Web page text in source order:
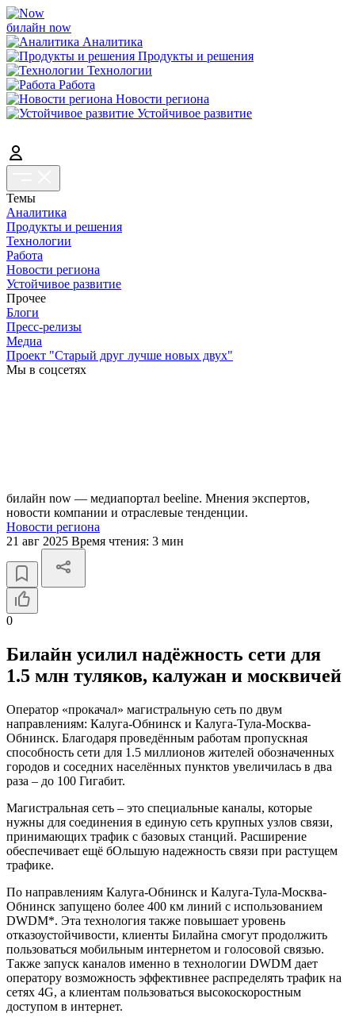
билайн now
Аналитика
Продукты и решения
Технологии
Работа
Новости региона
Устойчивое развитие
Темы
Аналитика
Продукты и решения
Технологии
Работа
Новости региона
Устойчивое развитие
Прочее
Блоги
Пресс-релизы
Медиа
Проект "Старый друг лучше новых двух"
Мы в соцсетях
билайн now — медиапортал beeline. Мнения экспертов,
новости компании и отраслевые тенденции.
Новости региона
21 авг 2025 Время чтения: 3 мин
0
Билайн усилил надёжность сети для
1.5 млн туляков, калужан и москвичей
Оператор «прокачал» магистральную сеть по двум
направлениям: Калуга-Обнинск и Калуга-Тула-Москва-
Обнинск. Благодаря проведённым работам пропускная
способность сети для 1.5 миллионов жителей обозначенных
городов и соседних населённых пунктов увеличилась в два
раза – до 100 Гигабит.
Магистральная сеть – это специальные каналы, которые
нужны для соединения в единую сеть крупных узлов связи,
принимающих трафик с базовых станций. Расширение
обеспечивает ещё бОльшую надежность связи при растущем
трафике.
По направлениям Калуга-Обнинск и Калуга-Тула-Москва-
Обнинск запущено более 400 км линий с использованием
DWDM*. Эта технология также повышает уровень
отказоустойчивости, клиенты Билайна смогут продолжить
пользоваться мобильным интернетом и голосовой связью.
Также запуск каналов именно в технологии DWDM дает
оператору возможность эффективнее распределять трафик на
сетях 4G, а клиентам пользоваться высокоскоростным
доступом в интернет.